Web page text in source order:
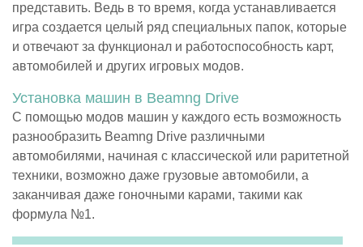
представить. Ведь в то время, когда устанавливается
игра создается целый ряд специальных папок, которые
и отвечают за функционал и работоспособность карт,
автомобилей и других игровых модов.
Установка машин в Beamng Drive
С помощью модов машин у каждого есть возможность
разнообразить Beamng Drive различными
автомобилями, начиная с классической или раритетной
техники, возможно даже грузовые автомобили, а
заканчивая даже гоночными карами, такими как
формула №1.